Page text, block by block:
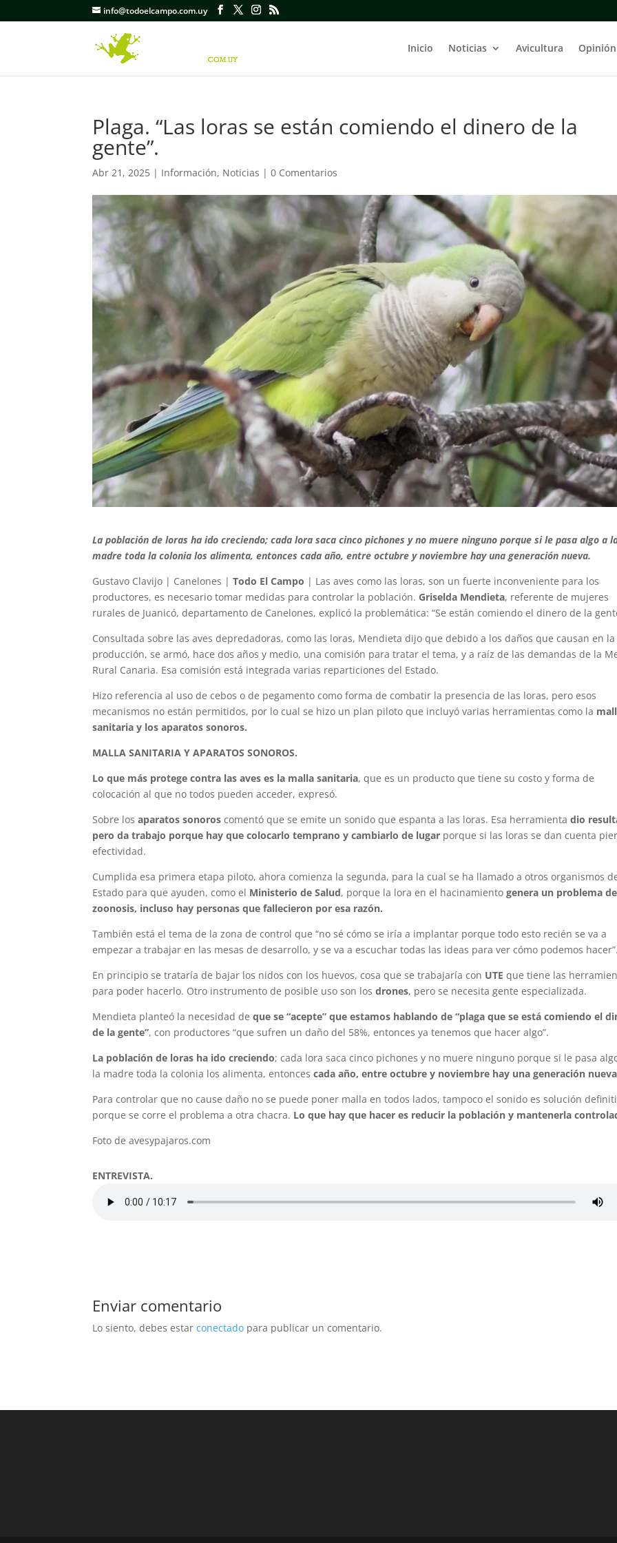
info@todoelcampo.com.uy
Inicio Noticias Avicultura Opinión
Plaga. “Las loras se están comiendo el dinero de la
gente”.
Abr 21, 2025 | Información, Noticias |0 Comentarios
La población de loras ha ido creciendo; cada lora saca cinco pichones y no muere ninguno porque si le pasa algo a
madre toda la colonia los alimenta, entonces cada año, entre octubre y noviembre hay una generación nueva.
Gustavo Clavijo | Canelones |Todo El Campo | Las aves como las loras, son un fuerte inconveniente para los
productores, es necesario tomar medidas para controlar la población. Griselda Mendieta, referente de mujeres
rurales de Juanicó, departamento de Canelones, explicó la problemática: “Se están comiendo el dinero de la
Consultada sobre las aves depredadoras, como las loras, Mendieta dijo que debido a los daños que causan en la
producción, se armó, hace dos años y medio, una comisión para tratar el tema, y a raíz de las demandas de la
Rural Canaria. Esa comisión está integrada varias reparticiones del Estado.
Hizo referencia al uso de cebos o de pegamento como forma de combatir la presencia de las loras, pero esos
mecanismos no están permitidos, por lo cual se hizo un plan piloto que incluyó varias herramientas como la
sanitaria y los aparatos sonoros.
MALLA SANITARIA Y APARATOS SONOROS.
Lo que más protege contra las aves es la malla sanitaria, que es un producto que tiene su costo y forma de
colocación al que no todos pueden acceder, expresó.
Sobre losaparatos sonoroscomentó que se emite un sonido que espanta a las loras. Esa herramientadio
pero da trabajo porque hay que colocarlo temprano y cambiarlo de lugar porque si las loras se dan cuenta
efectividad.
Cumplida esa primera etapa piloto, ahora comienza la segunda, para la cual se ha llamado a otros organismos
Estado para que ayuden, como el Ministerio de Salud, porque la lora en el hacinamientogenera un problema de
zoonosis, incluso hay personas que fallecieron por esa razón.
También está el tema de la zona de control que “no sé cómo se iría a implantar porque todo esto recién se va a
empezar a trabajar en las mesas de desarrollo, y se va a escuchar todas las ideas para ver cómo podemos hacer”.
En principio se trataría de bajar los nidos con los huevos, cosa que se trabajaría con UTEque tiene las
para poder hacerlo. Otro instrumento de posible uso son losdrones, pero se necesita gente especializada.
Mendieta planteó la necesidad deque se “acepte” que estamos hablando de “plaga que se está comiendo el
de la gente”, con productores “que sufren un daño del 58%, entonces ya tenemos que hacer algo”.
La población de loras ha ido creciendo; cada lora saca cinco pichones y no muere ninguno porque si le pasa
la madre toda la colonia los alimenta, entoncescada año, entre octubre y noviembre hay una generación
Para controlar que no cause daño no se puede poner malla en todos lados, tampoco el sonido es solución
porque se corre el problema a otra chacra. Lo que hay que hacer es reducir la población y mantenerla
Foto de avesypajaros.com
ENTREVISTA.
Enviar comentario
Lo siento, debes estarconectado para publicar un comentario.